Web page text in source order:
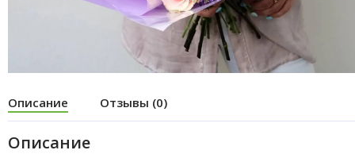
Описание Отзывы (0)
Описание